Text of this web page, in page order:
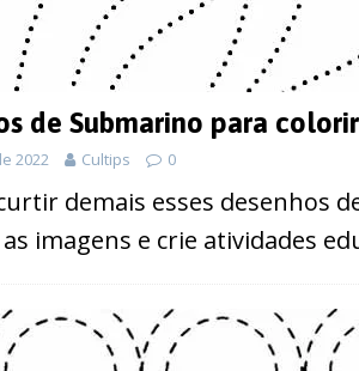
de Submarino para colorir
2022 Cultips 0
demais esses desenhos
imagens e crie atividades